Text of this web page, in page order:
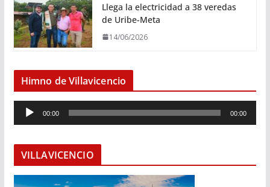
Llega la electricidad a 38 veredas
de Uribe-Meta
14/06/2026
Himno de Villavicencio
e
o
d
00:00 00:00
VILLAVICENCIO